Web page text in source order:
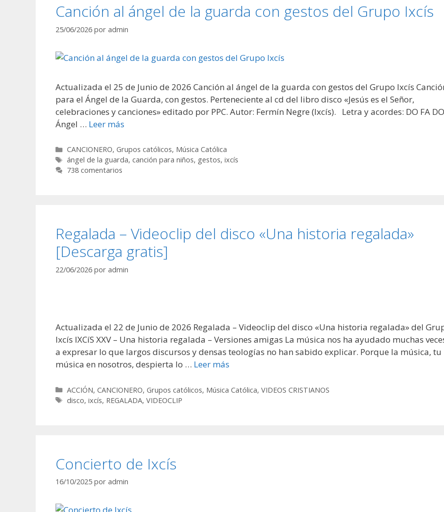
Canción al ángel de la guarda con gestos del Grupo Ixcís
25/06/2026 por admin
Actualizada el 25 de Junio de 2026 Canción al ángel de la guarda con gestos del Grupo Ixcís
para el Ángel de la Guarda, con gestos. Perteneciente al cd del libro disco «Jesús es el Señor,
celebraciones y canciones» editado por PPC. Autor: Fermín Negre (Ixcís). Letra y acordes: DO FA DO
Ángel … Leer más
Categorías
CANCIONERO,Grupos católicos, Música Católica
Etiquetas
ángel de la guarda,canción para niños, gestos,ixcís
738 comentarios
Regalada – Videoclip del disco «Una historia regalada»
[Descarga gratis]
22/06/2026 por admin
Actualizada el 22 de Junio de 2026 Regalada – Videoclip del disco «Una historia regalada» del
Ixcís IXCíS XXV – Una historia regalada – Versiones amigas La música nos ha ayudado muchas
a expresar lo que largos discursos y densas teologías no han sabido explicar. Porque la música, tu
música en nosotros, despierta lo … Leer más
Categorías
ACCIÓN,CANCIONERO,Grupos católicos, Música Católica,VIDEOS CRISTIANOS
Etiquetas
disco,ixcís, REGALADA,VIDEOCLIP
Concierto de Ixcís
16/10/2025 por admin